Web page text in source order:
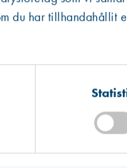
du har tillhandahållit
st)
st)